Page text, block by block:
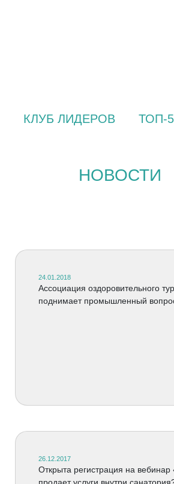
КЛУБ ЛИДЕРОВ ТОП-5
НОВОСТИ
24.01.2018
Ассоциация оздоровительного
поднимает промышленный
26.12.2017
Открыта регистрация на вебинар